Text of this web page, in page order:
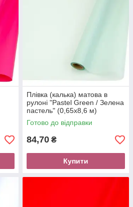
Плівка (калька) матова в
рулоні "Pastel Green / Зелена
пастель" (0,65х8,6 м)
Готово до відправки
84,70 ₴
Купити